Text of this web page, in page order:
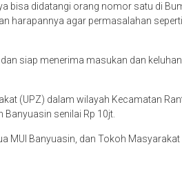
bisa didatangi orang nomor satu di
harapannya agar permasalahan
siap menerima masukan dan
(UPZ) dalam wilayah Kecamatan
senilai Rp 10jt.
MUI Banyuasin, dan Tokoh Masyarakat